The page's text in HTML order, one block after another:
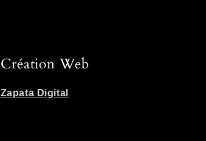
Création Web
Zapata Digital